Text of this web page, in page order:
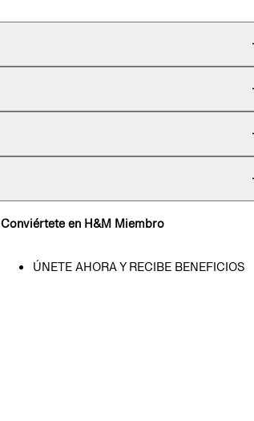
Conviértete en H&M Miembro
ÚNETE AHORA Y RECIBE BENEFICIOS